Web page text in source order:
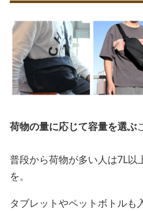
荷物の量に応じて容量を選ぶ
普段から荷物が多い人は7L以
を。
タブレットやペットボトルも